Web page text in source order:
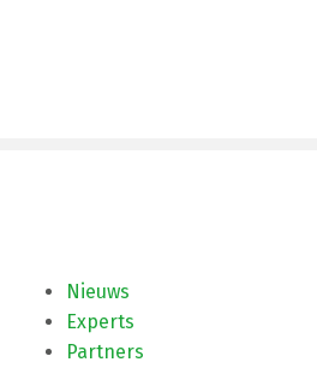
Nieuws
Experts
Partners